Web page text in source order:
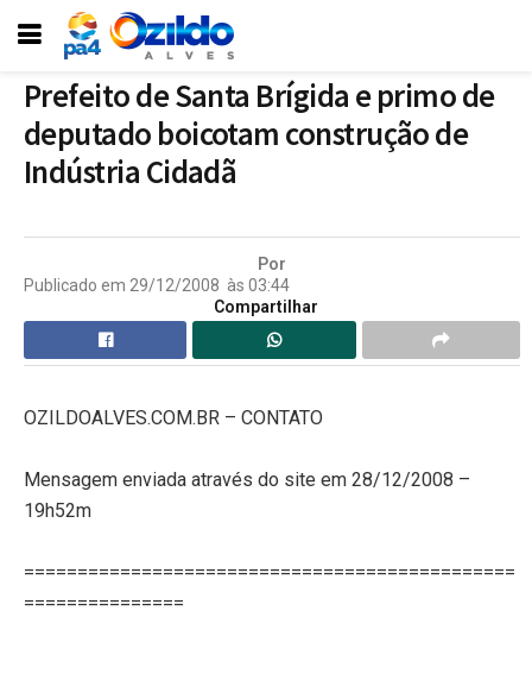
Prefeito de Santa Brígida e primo de
deputado boicotam construção de
Indústria Cidadã
Por
Publicado em 29/12/2008 às 03:44
Compartilhar
OZILDOALVES.COM.BR – CONTATO
Mensagem enviada através do site em 28/12/2008 –
19h52m
==============================================
===============